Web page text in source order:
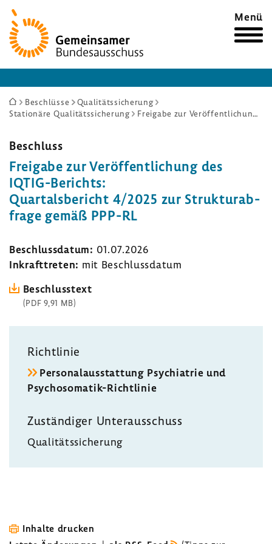
Zur
Startseite
Menü
Sie
sind
Beschlüsse
Qualitätssicherung
Stationäre Qualitätssicherung
Freigabe zur Veröffentlichung des IQTIG-Berichts: Quartalsbericht 4/2025 zur Strukturabfrage gemäß PPP-RL
Beschluss
Frei­gabe zur Veröf­fent­li­chung des
IQTIG-​Berichts:
Quar­tals­be­richt 4/2025 zur Struk­tur­ab­
frage gemäß PPP-RL
Beschluss­datum: 01.07.2026
Inkraft­treten: mit Beschluss­datum
Beschluss­text
(PDF 9,91 MB)
Richt­linie
Perso­nal­aus­stat­tung Psych­ia­trie und
Psychosomatik-​Richtlinie
Zustän­diger Unter­aus­schuss
Quali­täts­si­che­rung
Inhalte drucken